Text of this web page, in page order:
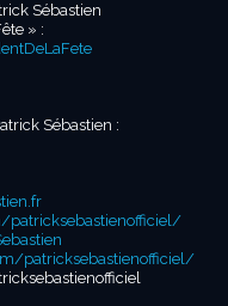
Sébastien
» :
Sébastien :
patricksebastienofficiel/
patricksebastienofficiel/